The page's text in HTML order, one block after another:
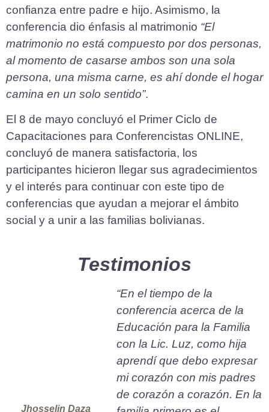
confianza entre padre e hijo. Asimismo, la
conferencia dio énfasis al matrimonio “El
matrimonio no está compuesto por dos personas,
al momento de casarse ambos son una sola
persona, una misma carne, es ahí donde el hogar
camina en un solo sentido”.
El 8 de mayo concluyó el Primer Ciclo de
Capacitaciones para Conferencistas ONLINE,
concluyó de manera satisfactoria, los
participantes hicieron llegar sus agradecimientos
y el interés para continuar con este tipo de
conferencias que ayudan a mejorar el ámbito
social y a unir a las familias bolivianas.
Testimonios
Jhosselin Daza
“En el tiempo de la
conferencia acerca de la
Educación para la Familia
con la Lic. Luz, como hija
aprendí que debo expresar
mi corazón con mis padres
de corazón a corazón. En la